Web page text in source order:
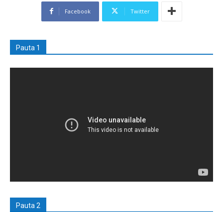
Facebook Twitter
Pauta 1
Pauta 2